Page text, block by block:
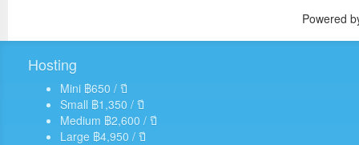
Powered
Hosting
Mini ฿650 / ปี
Small ฿1,350 / ปี
Medium ฿2,600 / ปี
Large ฿4,950 / ปี